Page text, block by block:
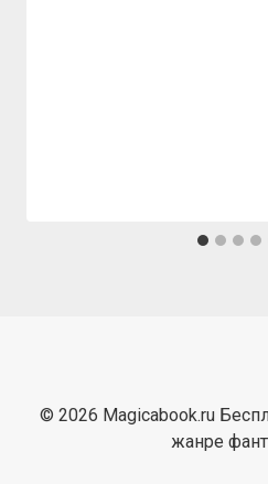
© 2026 Magicabook.ru
жанре